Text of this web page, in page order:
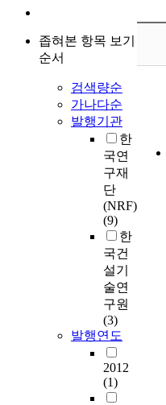
좁혀본 항목 보기
순서
검색량순
가나다순
발행기관
한
국연
구재
단
(NRF)
(9)
한
국건
설기
술연
구원
(3)
발행연도
2012
(1)